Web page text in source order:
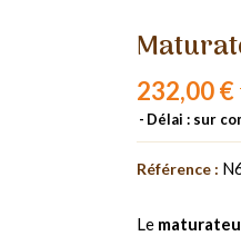
232,00 €
Délai : sur
Référence :
Le